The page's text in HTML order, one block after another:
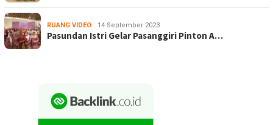
RUANG VIDEO 14 September 2023
Pasundan Istri Gelar Pasanggiri Pinton A…